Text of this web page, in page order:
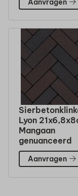
Lyon
Mangaan
genuanceerd
Aanvragen